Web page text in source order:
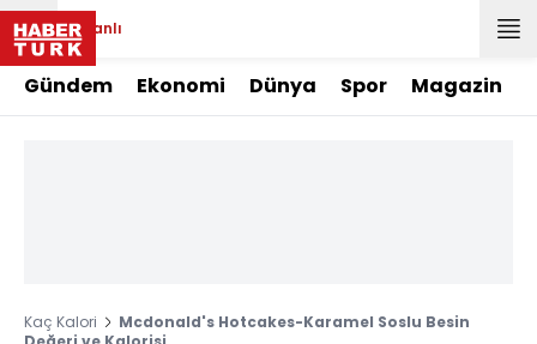
Canlı
Gündem Ekonomi Dünya Spor Magazin
Kaç Kalori
Mcdonald's Hotcakes-Karamel Soslu Besin